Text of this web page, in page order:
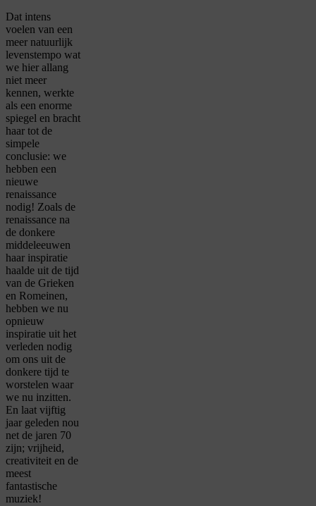
Dat intens
voelen van een
meer natuurlijk
levenstempo wat
we hier allang
niet meer
kennen, werkte
als een enorme
spiegel en bracht
haar tot de
simpele
conclusie: we
hebben een
nieuwe
renaissance
nodig! Zoals de
renaissance na
de donkere
middeleeuwen
haar inspiratie
haalde uit de tijd
van de Grieken
en Romeinen,
hebben we nu
opnieuw
inspiratie uit het
verleden nodig
om ons uit de
donkere tijd te
worstelen waar
we nu inzitten.
En laat vijftig
jaar geleden nou
net de jaren 70
zijn; vrijheid,
creativiteit en de
meest
fantastische
muziek!